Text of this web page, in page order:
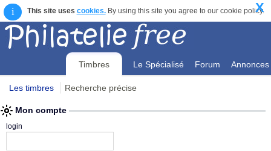
i This site uses cookies.By using this site you agree to our cookie policy.
X
Timbres Le Spécialisé Forum Annonces
Les timbres Recherche précise
Mon compte
login